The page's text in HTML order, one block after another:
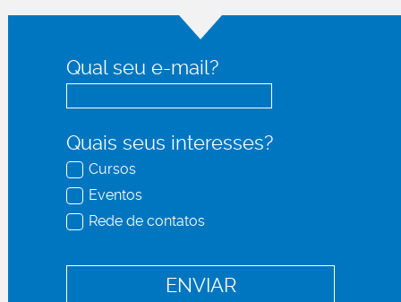
Qual seu e-mail?
Quais seus interesses?
Cursos
Eventos
Rede de contatos